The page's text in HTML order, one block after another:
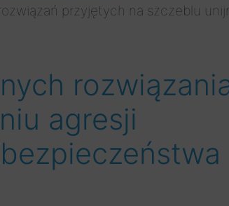
przyjętych na szczeblu
agresji